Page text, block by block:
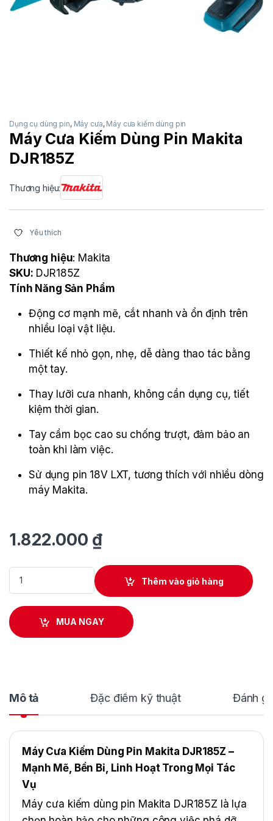
Dụng cụ dùng pin, Máy cưa, Máy cưa kiếm dùng pin
Máy Cưa Kiếm Dùng Pin Makita
DJR185Z
Thương hiệu:
Yêu thích
Thương hiệu: Makita
SKU: DJR185Z
Tính Năng Sản Phẩm
Động cơ mạnh mẽ, cắt nhanh và ổn định trên
nhiều loại vật liệu.
Thiết kế nhỏ gọn, nhẹ, dễ dàng thao tác bằng
một tay.
Thay lưỡi cưa nhanh, không cần dụng cụ, tiết
kiệm thời gian.
Tay cầm bọc cao su chống trượt, đảm bảo an
toàn khi làm việc.
Sử dụng pin 18V LXT, tương thích với nhiều dòng
máy Makita.
1.822.000 ₫
Máy Cưa Kiếm Dùng Pin Makita DJR185Z quantity
Thêm vào giỏ hàng
MUA NGAY
Mô tả Đặc điểm kỹ thuật Đánh
Máy Cưa Kiếm Dùng Pin Makita DJR185Z –
Mạnh Mẽ, Bền Bỉ, Linh Hoạt Trong Mọi Tác
Vụ
Máy cưa kiếm dùng pin Makita DJR185Z là lựa